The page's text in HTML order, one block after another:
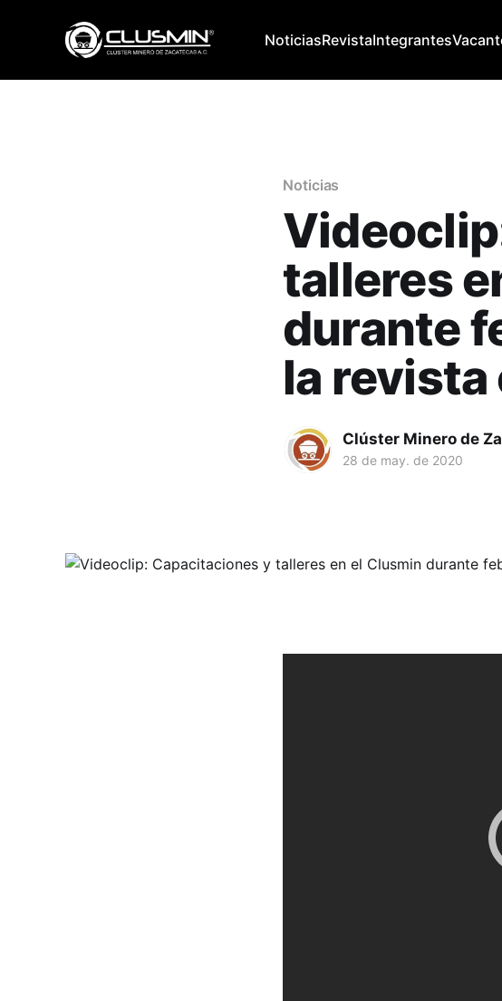
NoticiasRevistaIntegrantes
Noticias
talleres
durante
la revista
Clúster Minero de
28 de may. de 2020